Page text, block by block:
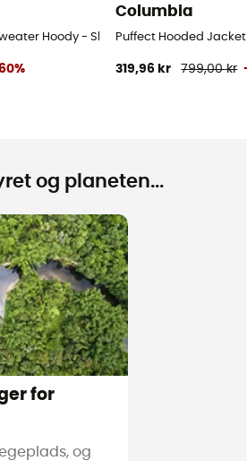
Hoody - Skijakke - Børn
Columbia
Puffect Hooded
319,96 kr 799,00 kr
og planeten...
for
og